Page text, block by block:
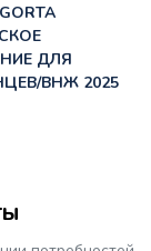
ДЛЯ
ВНЖ 2025